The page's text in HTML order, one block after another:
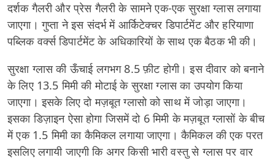
दर्शक गैलरी और प्रेस गैलरी के सामने एक-एक सुरक्षा ग्लास लगाया
जाएगा। गुप्ता ने इस संदर्भ में आर्किटेक्चर डिपार्टमेंट और हरियाणा
पब्लिक वर्क्स डिपार्टमेंट के अधिकारियों के साथ एक बैठक भी की।
सुरक्षा ग्लास की ऊँचाई लगभग 8.5 फ़ीट होगी। इस दीवार को बनाने
के लिए 13.5 मिमी की मोटाई के सुरक्षा ग्लास का उपयोग किया
जाएगा। इसके लिए दो मज़बूत ग्लासो को साथ में जोड़ा जाएगा।
इसका डिज़ाइन ऐसा होगा जिसमें दो 6 मिमी के मज़बूत ग्लासों के बीच
में एक 1.5 मिमी का कैमिकल लगाया जाएगा। कैमिकल की एक परत
इसलिए लगायी जाएगी कि अगर किसी भारी वस्तु से ग्लास पर वार